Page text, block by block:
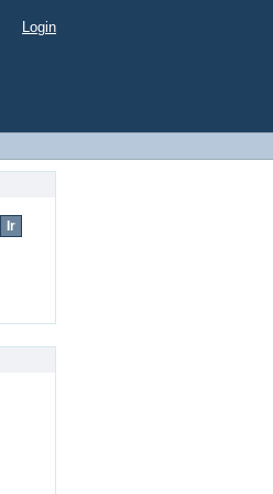
Login